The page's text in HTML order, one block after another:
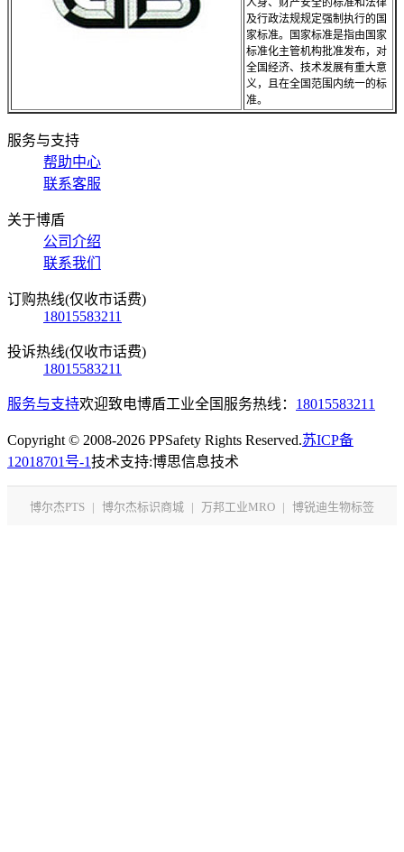
及行政法规规定强制执行的国
家标准。国家标准是指由国家
标准化主管机构批准发布，对
全国经济、技术发展有重大意
义，且在全国范围内统一的标
准。
服务与支持
帮助中心
联系客服
关于博盾
公司介绍
联系我们
订购热线(仅收市话费)
18015583211
投诉热线(仅收市话费)
18015583211
服务与支持欢迎致电博盾工业全国服务热线： 18015583211
Copyright © 2008-2026 PPSafety Rights Reserved.苏ICP备
12018701号-1技术支持:博思信息技术
博尔杰PTS | 博尔杰标识商城 | 万邦工业MRO | 博锐迪生物标签